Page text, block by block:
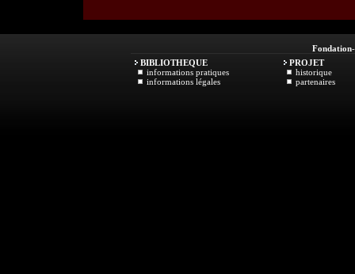
Fondation
BIBLIOTHEQUE
informations pratiques
informations légales
PROJET
historique
partenaires